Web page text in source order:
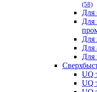
(58)
Для
Для
Для
Для
Для
UQ
UQ